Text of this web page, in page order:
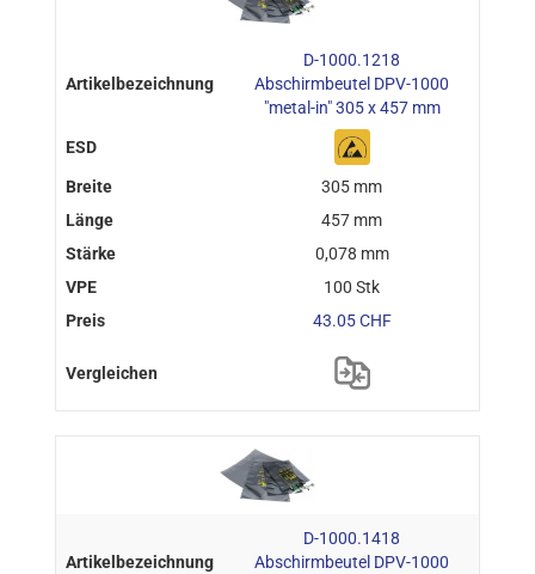
D-1000.1218
Abschirmbeutel DPV-1000
"metal-in" 305 x 457 mm
305 mm
457 mm
0,078 mm
100 Stk
43.05 CHF
D-1000.1418
Abschirmbeutel DPV-1000